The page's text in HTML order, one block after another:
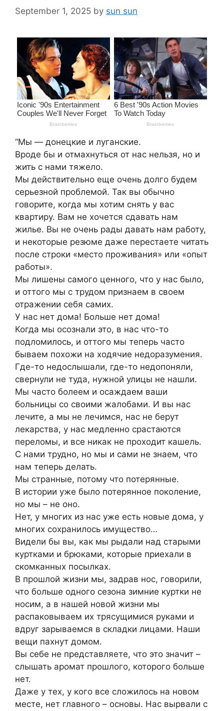
September 1, 2025 by sun sun
“Мы — донецкие и луганские.
Вроде бы и отмахнуться от нас нельзя, но и
жить с нами тяжело.
Мы действительно еще очень долго будем
серьезной проблемой. Так вы обычно
говорите, когда мы хотим снять у вас
квартиру. Вам не хочется сдавать нам
жилье. Вы не очень рады давать нам работу,
и некоторые резюме даже перестаете читать
после строки «место проживания» или «опыт
работы».
Мы лишены самого ценного, что у нас было,
и оттого мы с трудом признаем в своем
отражении себя самих.
У нас нет дома! Больше нет дома!
Когда мы осознали это, в нас что-то
подломилось, и оттого мы теперь часто
бываем похожи на ходячие недоразумения.
Где-то недослышали, где-то недопоняли,
свернули не туда, нужной улицы не нашли.
Мы часто болеем и осаждаем ваши
больницы со своими жалобами. И вы нас
лечите, а мы не лечимся, нас не берут
лекарства, у нас медленно срастаются
переломы, и все никак не проходит кашель.
С нами трудно, но мы и сами не знаем, что
нам теперь делать.
Мы странные, потому что потерянные.
В истории уже было потерянное поколение,
но мы – не оно.
Нет, у многих из нас уже есть новые дома, у
многих сохранилось имущество…
Видели бы вы, как мы рыдали над старыми
куртками и брюками, которые приехали в
скомканных посылках.
В прошлой жизни мы, задрав нос, говорили,
что больше одного сезона зимние куртки не
носим, а в нашей новой жизни мы
распаковываем их трясущимися руками и
вдруг зарываемся в складки лицами. Наши
вещи пахнут домом.
Вы себе не представляете, что это значит –
слышать аромат прошлого, которого больше
нет.
Даже у тех, у кого все сложилось на новом
месте, нет главного – основы. Нас вырвали с